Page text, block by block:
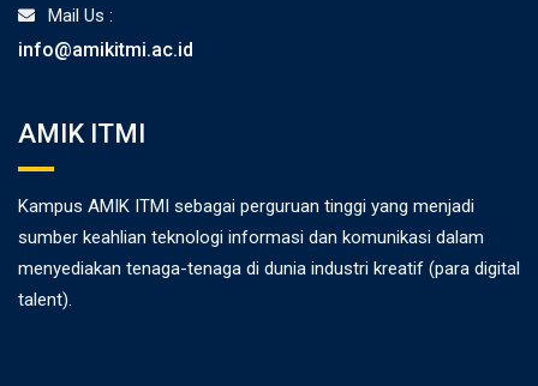
Mail Us :
info@amikitmi.ac.id
AMIK ITMI
Kampus AMIK ITMI sebagai perguruan tinggi yang menjadi
sumber keahlian teknologi informasi dan komunikasi dalam
menyediakan tenaga-tenaga di dunia industri kreatif (para digital
talent).